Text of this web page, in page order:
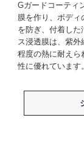
Gガードコーティ
膜を作り、ボデ
を防ぎ、付着した
ス浸透膜は、紫
程度の熱に耐えら
性に優れています。